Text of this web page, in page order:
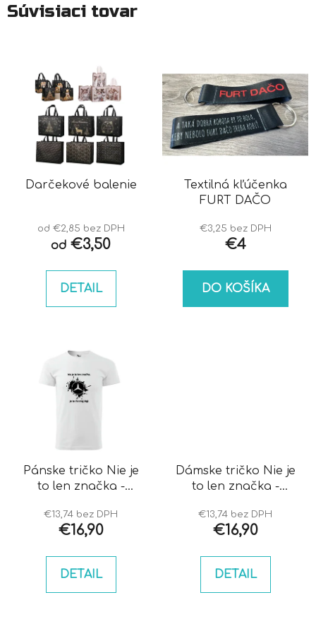
Súvisiaci tovar
Darčekové balenie
od €2,85 bez DPH
od €3,50
DETAIL
Textilná kľúčenka
FURT DAČO
€3,25 bez DPH
€4
DO KOŠÍKA
Pánske tričko Nie je
to len značka -
€13,74 bez DPH
€16,90
DETAIL
Dámske tričko Nie je
to len značka -
€13,74 bez DPH
€16,90
DETAIL